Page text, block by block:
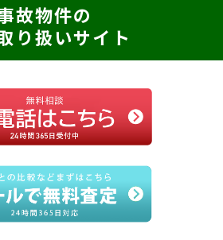
故物件の
り扱いサイト